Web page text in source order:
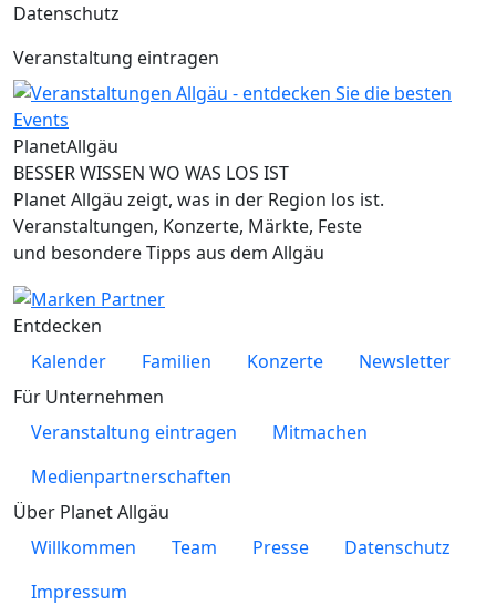
Datenschutz
Veranstaltung eintragen
PlanetAllgäu
BESSER WISSEN WO WAS LOS IST
Planet Allgäu zeigt, was in der Region los ist.
Veranstaltungen, Konzerte, Märkte, Feste
und besondere Tipps aus dem Allgäu
Entdecken
Kalender
Familien Konzerte
Newsletter
Für Unternehmen
Veranstaltung eintragen
Mitmachen
Medienpartnerschaften
Über Planet Allgäu
Willkommen
Team Presse
Datenschutz
Impressum